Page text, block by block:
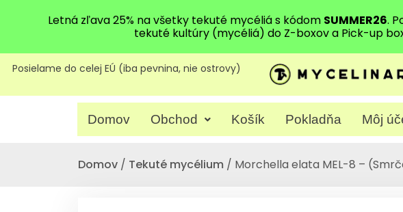
Posielame do celej EÚ (iba pevnina, nie ostrovy)
Domov Obchod Košík Pokladňa Môj
Domov / Tekuté mycélium / Morchella elata MEL-8 –
Letná zľava 25% na všetky tekuté mycéliá s kódom SUMMER26.
tekuté kultúry (mycéliá) do Z-boxov a Pick-up